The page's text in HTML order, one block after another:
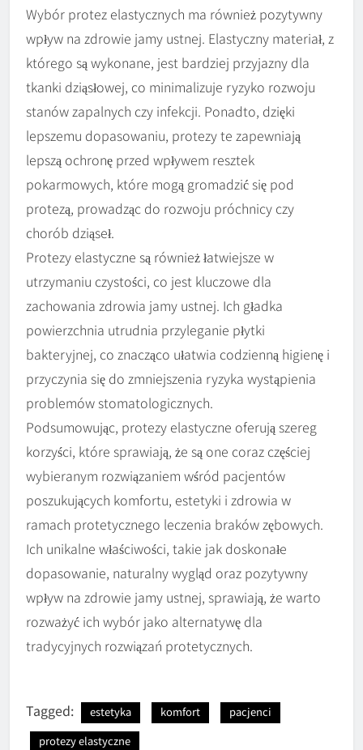
Wybór protez elastycznych ma również pozytywny
wpływ na zdrowie jamy ustnej. Elastyczny materiał, z
którego są wykonane, jest bardziej przyjazny dla
tkanki dziąsłowej, co minimalizuje ryzyko rozwoju
stanów zapalnych czy infekcji. Ponadto, dzięki
lepszemu dopasowaniu, protezy te zapewniają
lepszą ochronę przed wpływem resztek
pokarmowych, które mogą gromadzić się pod
protezą, prowadząc do rozwoju próchnicy czy
chorób dziąseł.
Protezy elastyczne są również łatwiejsze w
utrzymaniu czystości, co jest kluczowe dla
zachowania zdrowia jamy ustnej. Ich gładka
powierzchnia utrudnia przyleganie płytki
bakteryjnej, co znacząco ułatwia codzienną higienę i
przyczynia się do zmniejszenia ryzyka wystąpienia
problemów stomatologicznych.
Podsumowując, protezy elastyczne oferują szereg
korzyści, które sprawiają, że są one coraz częściej
wybieranym rozwiązaniem wśród pacjentów
poszukujących komfortu, estetyki i zdrowia w
ramach protetycznego leczenia braków zębowych.
Ich unikalne właściwości, takie jak doskonałe
dopasowanie, naturalny wygląd oraz pozytywny
wpływ na zdrowie jamy ustnej, sprawiają, że warto
rozważyć ich wybór jako alternatywę dla
tradycyjnych rozwiązań protetycznych.
Tagged: estetyka komfort
pacjenci
protezy elastyczne